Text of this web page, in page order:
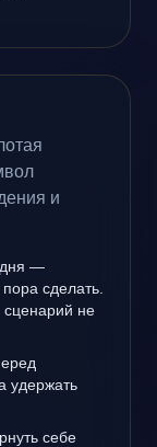
и
дня —
сделать.
сценарий не
удержать
себе